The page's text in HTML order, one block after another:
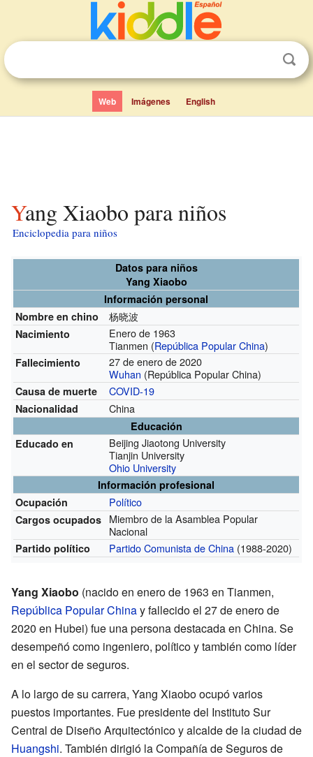
Web Imágenes English
Yang Xiaobo para niños
Enciclopedia para niños
Datos para niños
Yang Xiaobo
Información personal
Nombre en chino
杨晓波
Nacimiento
Enero de 1963
Tianmen (República Popular China)
Fallecimiento
27 de enero de 2020
Wuhan (República Popular China)
Causa de muerte COVID-19
Nacionalidad China
Educación
Educado en
Beijing Jiaotong University
Tianjin University
Ohio University
Información profesional
Ocupación
Político
Cargos ocupados Miembro de la Asamblea Popular
Nacional
Partido político Partido Comunista de China (1988-2020)
Yang Xiaobo (nacido en enero de 1963 en Tianmen,
República Popular Chinay fallecido el 27 de enero de
2020 en Hubei) fue una persona destacada en China. Se
desempeñó como ingeniero, político y también como líder
en el sector de seguros.
A lo largo de su carrera, Yang Xiaobo ocupó varios
puestos importantes. Fue presidente del Instituto Sur
Central de Diseño Arquitectónico y alcalde de la ciudad de
Huangshi. También dirigió la Compañía de Seguros de